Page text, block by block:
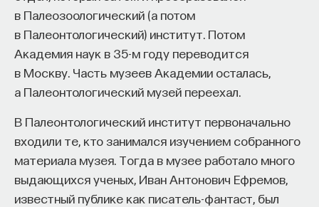
в Палеозоологический (а потом
в Палеонтологический) институт. Потом
Академия наук в 35-м году переводится
в Москву. Часть музеев Академии осталась,
а Палеонтологический музей переехал.
В Палеонтологический институт первоначально
входили те, кто занимался изучением собранного
материала музея. Тогда в музее работало много
выдающихся ученых, Иван Антонович Ефремов,
известный публике как писатель-фантаст, был